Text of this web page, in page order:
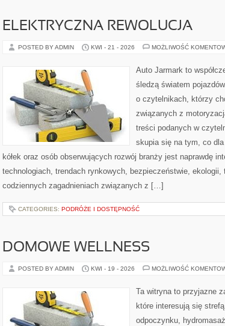
ELEKTRYCZNA REWOLUCJA
POSTED BY ADMIN KWI - 21 - 2026 MOŻLIWOŚĆ
Auto Jarmark to
śledzą światem
o czytelnikach, którzy
związanych z
treści podanych w
skupia się na tym, co
kółek oraz osób obserwujących rozwój branży jest naprawdę
technologiach, trendach rynkowych, bezpieczeństwie, ekologii,
codziennych zagadnieniach związanych z […]
CATEGORIES: PODRÓŻE I DOSTĘPNOŚĆ
DOMOWE WELLNESS
POSTED BY ADMIN KWI - 19 - 2026 MOŻLIWOŚĆ
Ta witryna to przyjazne
które interesują się
odpoczynku,